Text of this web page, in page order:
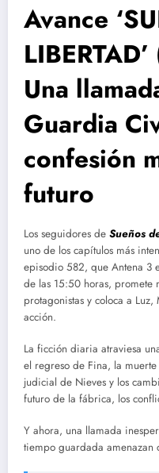
Avance
Una
Guardia
confesión
futuro
Los seguidores de Sueños
uno de los capítulos más
episodio 582, que Antena 3
de las 15:50 horas, promete
protagonistas y coloca a
acción.
La ficción diaria atraviesa
el regreso de Fina, la
judicial de Nieves y los
futuro de la fábrica, los
Y ahora, una llamada
tiempo guardada amenazan